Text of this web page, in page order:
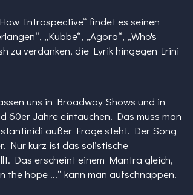
Introspective“ findet es seinen
„Kubbe“, „Agora“, „Who's
zu verdanken, die Lyrik hingegen Irini
uns in Broadway Shows und in
60er Jahre eintauchen. Das muss man
außer Frage steht. Der Song
Nur kurz ist das solistische
Das erscheint einem Mantra gleich,
the hope ...“ kann man aufschnappen.